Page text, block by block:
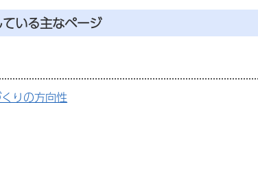
いる主なページ
りの方向性